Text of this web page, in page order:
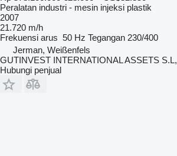
Peralatan industri - mesin injeksi plastik
2007
21.720 m/h
Frekuensi arus 50 Hz Tegangan 230/400
Jerman, Weißenfels
GUTINVEST INTERNATIONAL ASSETS S.L,
Hubungi penjual